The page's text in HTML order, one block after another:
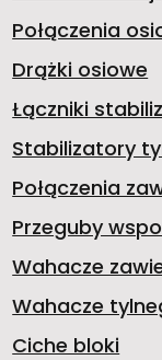
Połączenia
Drążki osiowe
Łączniki
Stabilizatory
Połączenia
Przeguby
Wahacze
Wahacze
Ciche bloki